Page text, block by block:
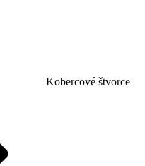
Kobercové štvorce